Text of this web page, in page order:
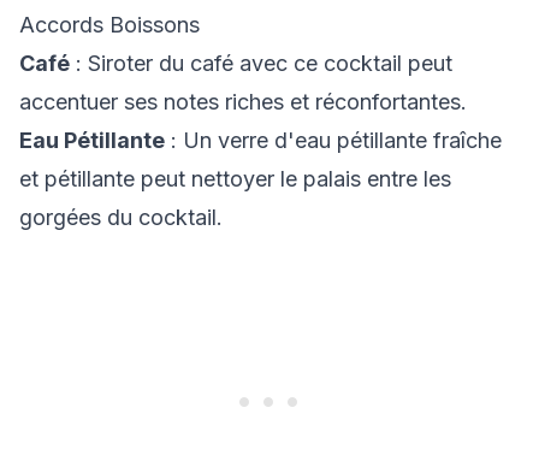
Accords Boissons
Café : Siroter du café avec ce cocktail peut
accentuer ses notes riches et réconfortantes.
Eau Pétillante : Un verre d'eau pétillante fraîche
et pétillante peut nettoyer le palais entre les
gorgées du cocktail.